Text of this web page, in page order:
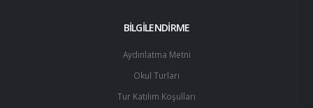
BİLGİLENDİRME
Aydınlatma Metni
Okul Turları
Tur Katılım Koşulları